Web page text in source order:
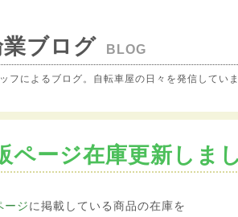
ブログ BLOG
フによるブログ。自転車屋の日々を発信していま
ページ在庫更新しま
ージに掲載している商品の在庫を